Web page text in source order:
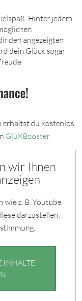
Hinter jedem
den angezeigten
dein Glück sogar
erhältst du kostenlos
GlüXBooster.
wir Ihnen
z. B. Youtube
darzustellen,
INHALTE